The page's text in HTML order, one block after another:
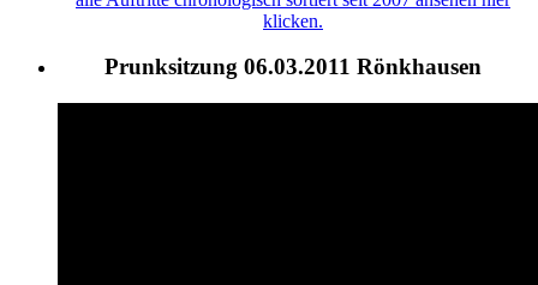
klicken.
Prunksitzung 06.03.2011 Rönkhausen